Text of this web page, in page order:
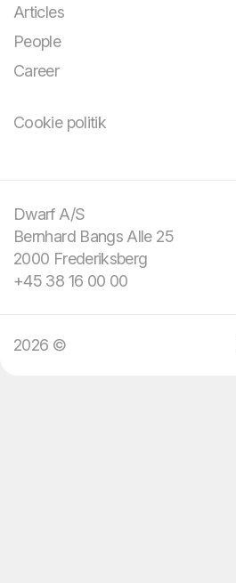
Articles
People
Career
Cookie politik
Dwarf A/S
Bernhard Bangs Alle 25
2000 Frederiksberg
+45 38 16 00 00
2026 ©
challenge and your
domain knowledge.
We bring design and
technology.